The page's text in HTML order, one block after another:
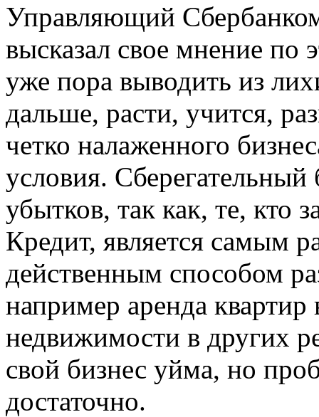
Управляющий
высказал свое мнение по
уже пора выводить из
дальше, расти, учится,
четко налаженного
условия.
убытков, так как, те, кто
Кредит, является самым
действенным способом
например аренда
недвижимости в других
свой бизнес уйма, но
достаточно.